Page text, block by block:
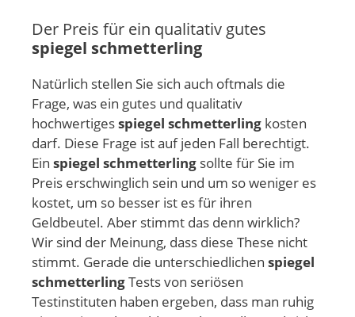
Der Preis für ein qualitativ gutes
spiegel schmetterling
Natürlich stellen Sie sich auch oftmals die
Frage, was ein gutes und qualitativ
hochwertigesspiegel schmetterling kosten
darf. Diese Frage ist auf jeden Fall berechtigt.
Ein spiegel schmetterling sollte für Sie im
Preis erschwinglich sein und um so weniger es
kostet, um so besser ist es für ihren
Geldbeutel. Aber stimmt das denn wirklich?
Wir sind der Meinung, dass diese These nicht
stimmt. Gerade die unterschiedlichen spiegel
schmetterlingTests von seriösen
Testinstituten haben ergeben, dass man ruhig